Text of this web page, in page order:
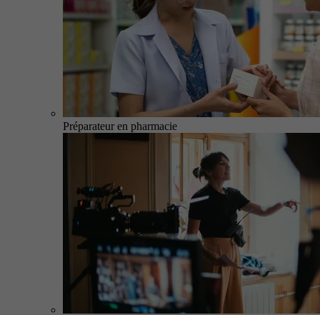
Préparateur en pharmacie